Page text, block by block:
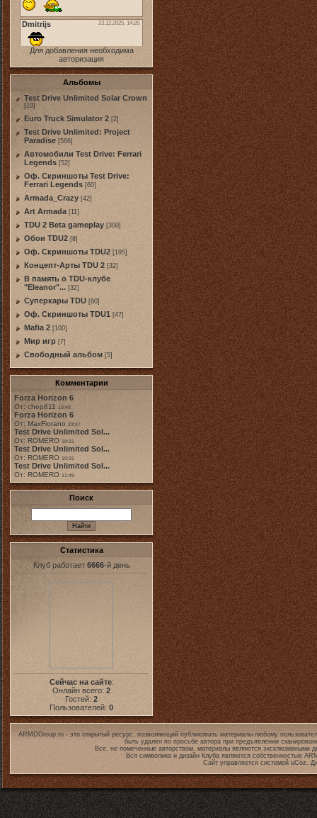
Для добавления необходима
авторизация
Альбомы
Test Drive Unlimited Solar Crown
[19]
Euro Truck Simulator 2 [2]
Test Drive Unlimited: Project
Paradise [566]
Автомобили Test Drive: Ferrari
Legends [52]
Оф. Скриншоты Test Drive:
Ferrari Legends [60]
Armada_Crazy [42]
Art Armada [11]
TDU 2 Beta gameplay [300]
Обои TDU2 [8]
Оф. Скриншоты TDU2 [195]
Концепт-Арты TDU 2 [32]
В память о TDU-клубе
"Eleanor"... [32]
Суперкары TDU [80]
Оф. Скриншоты TDU1 [47]
Mafia 2 [100]
Мир игр [7]
Свободный альбом [5]
Комментарии
Forza Horizon 6
От: chep811 19:48
Forza Horizon 6
От: MaxFiorano 23:47
Test Drive Unlimited Sol...
От: ROMERO 18:31
Test Drive Unlimited Sol...
От: ROMERO 19:31
Test Drive Unlimited Sol...
От: ROMERO 11:49
Поиск
Статистика
Клуб работает 6666-й день
Сейчас на сайте:
Онлайн всего: 2
Гостей: 2
Пользователей: 0
ARMDGroup.ru - это открытый ресурс, позволяющий публиковать материалы любому
быть удален по просьбе автора при предъявлении
Все, не помеченные авторством, материалы являются эксклюзивными
Вся символика и дизайн Клуба являются собственностью
Сайт управляется системой uCoz.